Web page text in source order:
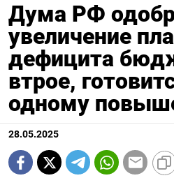
Дума РФ
увеличение
дефицита
втрое,
одному
28.05.2025